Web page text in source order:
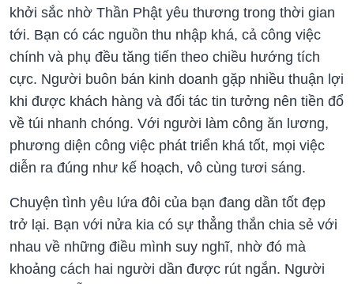
khởi sắc nhờ Thần Phật yêu thương trong thời gian
tới. Bạn có các nguồn thu nhập khá, cả công việc
chính và phụ đều tăng tiến theo chiều hướng tích
cực. Người buôn bán kinh doanh gặp nhiều thuận lợi
khi được khách hàng và đối tác tin tưởng nên tiền đổ
về túi nhanh chóng. Với người làm công ăn lương,
phương diện công việc phát triển khá tốt, mọi việc
diễn ra đúng như kế hoạch, vô cùng tươi sáng.
Chuyện tình yêu lứa đôi của bạn đang dần tốt đẹp
trở lại. Bạn với nửa kia có sự thẳng thắn chia sẻ với
nhau về những điều mình suy nghĩ, nhờ đó mà
khoảng cách hai người dần được rút ngắn. Người